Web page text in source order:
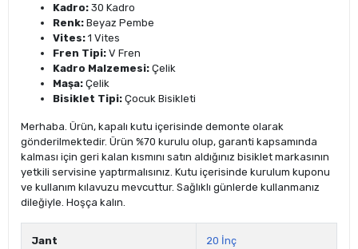
Kadro: 30 Kadro
Renk: Beyaz Pembe
Vites: 1 Vites
Fren Tipi: V Fren
Kadro Malzemesi: Çelik
Maşa: Çelik
Bisiklet Tipi: Çocuk Bisikleti
Merhaba. Ürün, kapalı kutu içerisinde demonte olarak
gönderilmektedir. Ürün %70 kurulu olup, garanti kapsamında
kalması için geri kalan kısmını satın aldığınız bisiklet markasının
yetkili servisine yaptırmalısınız. Kutu içerisinde kurulum kuponu
ve kullanım kılavuzu mevcuttur. Sağlıklı günlerde kullanmanız
dileğiyle. Hoşça kalın.
Jant 20 İnç